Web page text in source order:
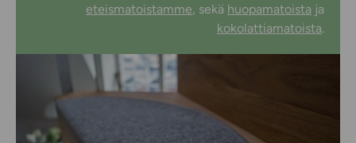
eteismatoistamme, sekä huopamatoista ja
kokolattiamatoista.